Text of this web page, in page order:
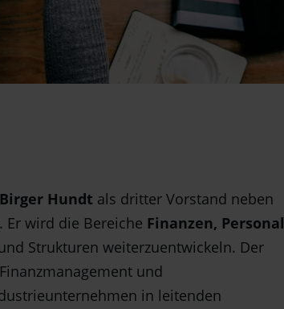
Hundt als dritter Vorstand neben
Er wird die Bereiche Finanzen, Personal
Strukturen weiterzuentwickeln. Der
und
in leitenden